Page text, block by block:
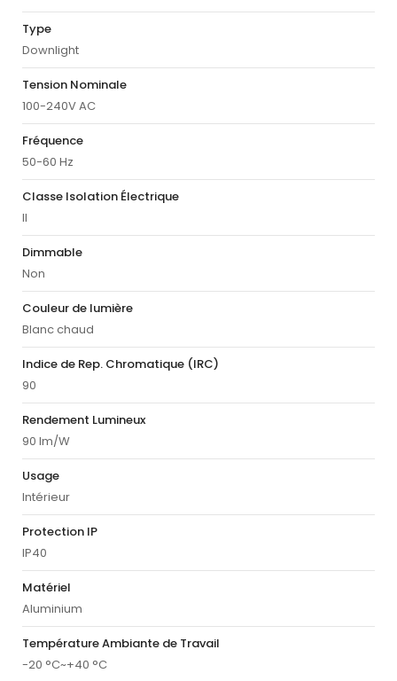
Type
Downlight
Tension Nominale
100-240V AC
Fréquence
50-60 Hz
Classe Isolation Électrique
II
Dimmable
Non
Couleur de lumière
Blanc chaud
Indice de Rep. Chromatique (IRC)
90
Rendement Lumineux
90 lm/W
Usage
Intérieur
Protection IP
IP40
Matériel
Aluminium
Température Ambiante de Travail
-20 °C~+40 °C